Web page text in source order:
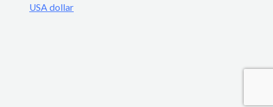
USA dollar